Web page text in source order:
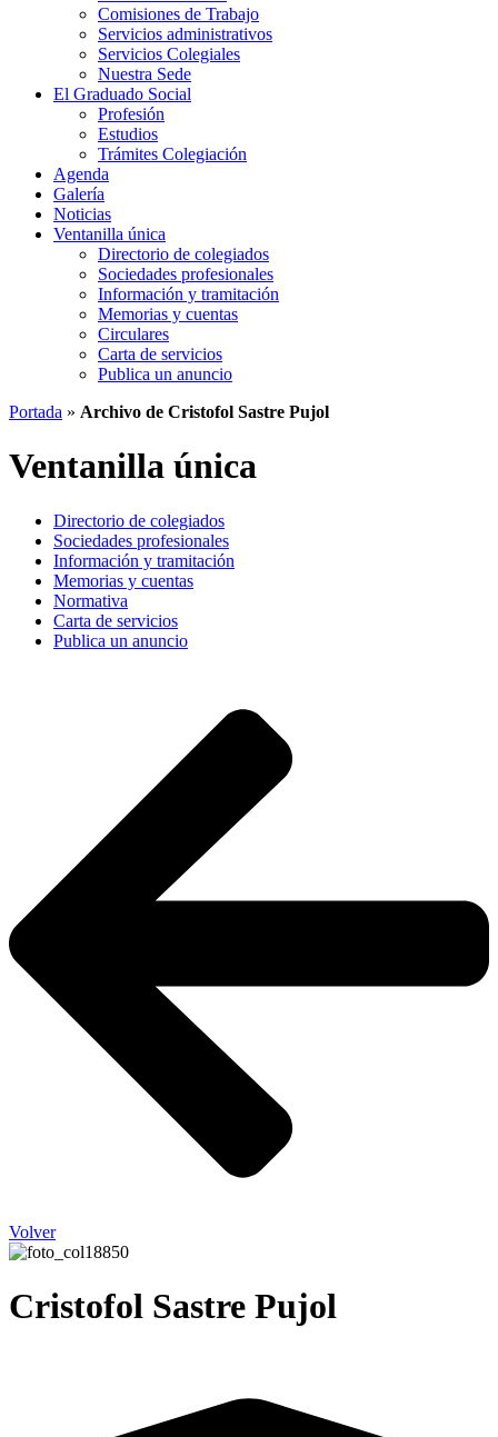
Comisiones de Trabajo
Servicios administrativos
Servicios Colegiales
Nuestra Sede
El Graduado Social
Profesión
Estudios
Trámites Colegiación
Agenda
Galería
Noticias
Ventanilla única
Directorio de colegiados
Sociedades profesionales
Información y tramitación
Memorias y cuentas
Circulares
Carta de servicios
Publica un anuncio
Portada » Archivo de Cristofol Sastre Pujol
Ventanilla única
Directorio de colegiados
Sociedades profesionales
Información y tramitación
Memorias y cuentas
Normativa
Carta de servicios
Publica un anuncio
Volver
Cristofol Sastre Pujol